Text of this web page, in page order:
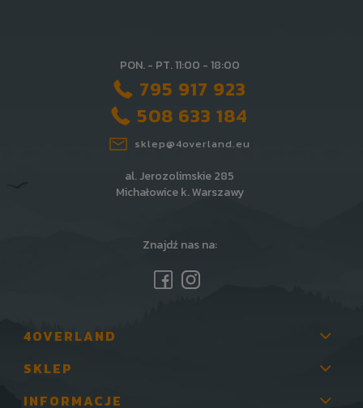
PON. - PT. 11:00 - 18:00
795 917 923
508 633 184
sklep@4overland.eu
al. Jerozolimskie 285
Michałowice k. Warszawy
Znajdź nas na:
4OVERLAND
SKLEP
INFORMACJE